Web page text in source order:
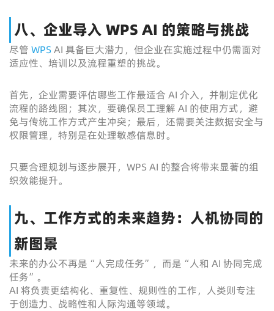
八、企业导入 WPS AI 的策略与挑战
尽管 WPS AI 具备巨大潜力，但企业在实施过程中仍需面对
适应性、培训以及流程重塑的挑战。
首先，企业需要评估哪些工作最适合 AI 介入，并制定优化
流程的路线图；其次，要确保员工理解 AI 的使用方式，避
免与传统工作方式产生冲突；最后，还需要关注数据安全与
权限管理，特别是在处理敏感信息时。
只要合理规划与逐步展开，WPS AI 的整合将带来显著的组
织效能提升。
九、工作方式的未来趋势：人机协同的
新图景
未来的办公不再是“人完成任务”，而是“人和 AI 协同完成
任务”。
AI 将负责更结构化、重复性、规则性的工作，人类则专注
于创造力、战略性和人际沟通等领域。